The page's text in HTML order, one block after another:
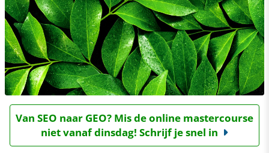
Van SEO naar GEO? Mis de online mastercourse
niet vanaf dinsdag! Schrijf je snel in